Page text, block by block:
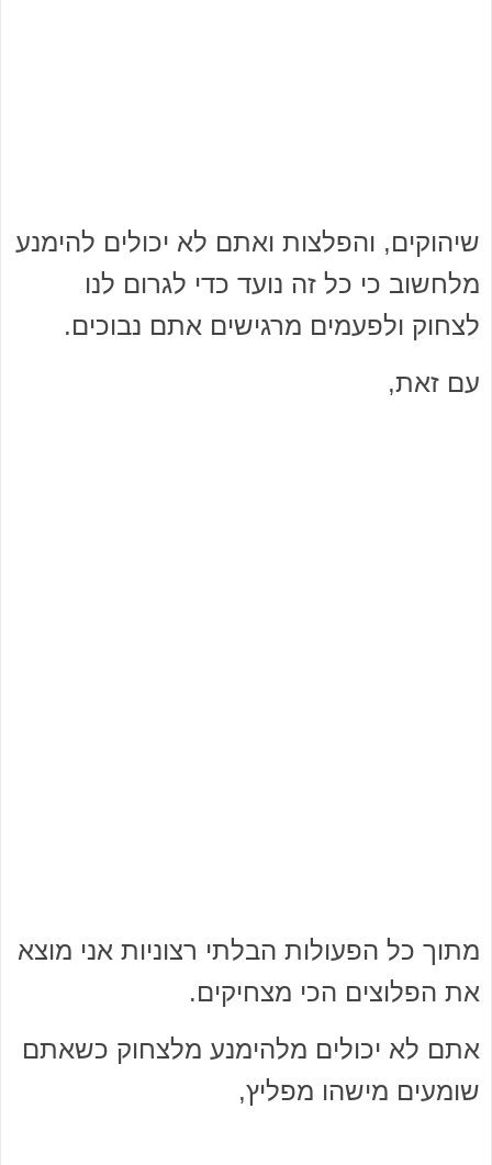
שיהוקים, והפלצות ואתם לא יכולים להימנע
מלחשוב כי כל זה נועד כדי לגרום לנו
לצחוק ולפעמים מרגישים אתם נבוכים.
עם זאת,
מתוך כל הפעולות הבלתי רצוניות אני מוצא
את הפלוצים הכי מצחיקים.
אתם לא יכולים מלהימנע מלצחוק כשאתם
שומעים מישהו מפליץ,